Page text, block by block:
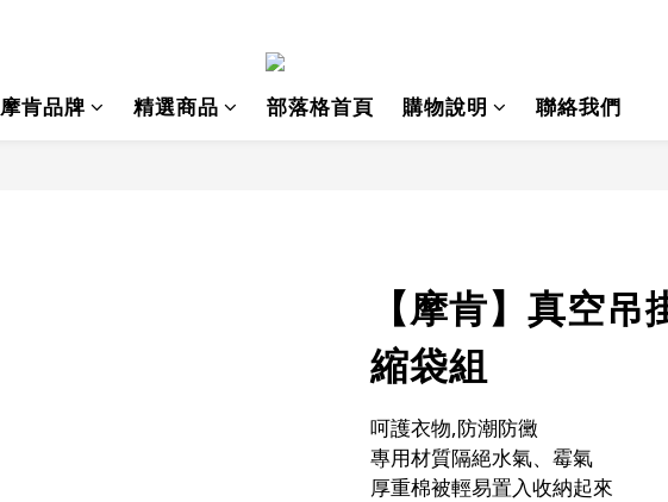
摩肯品牌 精選商品 部落格首頁 購物說明 聯絡我們
【摩肯】真空
縮袋組
呵護衣物,防潮防黴
專用材質隔絕水氣、霉氣
厚重棉被輕易置入收納起來